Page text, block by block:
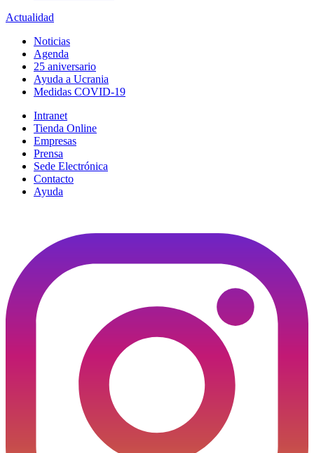
Actualidad
Noticias
Agenda
25 aniversario
Ayuda a Ucrania
Medidas COVID-19
Intranet
Tienda Online
Empresas
Prensa
Sede Electrónica
Contacto
Ayuda